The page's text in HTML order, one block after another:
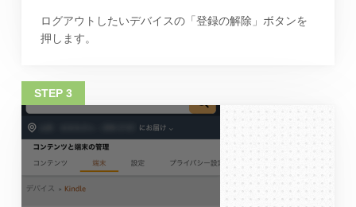
ログアウトしたいデバイスの「登録の解除」ボタンを
押します。